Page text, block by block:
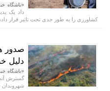
«باشگاه
داد یک
کشاورزی را به طور جدی تحت تاثیر قرار
صدور
دلیل
«باشگاه
گسترش
شهروندان